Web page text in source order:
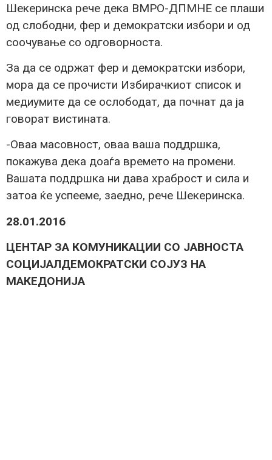
Шекеринска рече дека ВМРО-ДПМНЕ се плаши
од слободни, фер и демократски избори и од
соочување со одговорноста.
За да се одржат фер и демократски избори,
мора да се прочисти Избирачкиот список и
медиумите да се ослободат, да почнат да ја
говорат вистината.
-Оваа масовност, оваа ваша поддршка,
покажува дека доаѓа времето на промени.
Вашата поддршка ни дава храброст и сила и
затоа ќе успееме, заедно, рече Шекеринска.
28.01.2016
ЦЕНТАР ЗА КОМУНИКАЦИИ СО ЈАВНОСТА
СОЦИЈАЛДЕМОКРАТСКИ СОЈУЗ НА
МАКЕДОНИЈА